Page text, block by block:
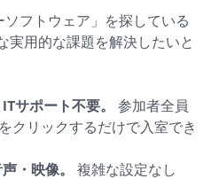
ソフトウェア」を探している
実用的な課題を解決したいと
サポート不要。
参加者全員
クリックするだけで入室でき
・映像。
複雑な設定なし